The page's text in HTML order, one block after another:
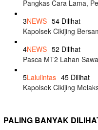
Pangkas Cara Lama,
3NEWS 54 Dilihat
Kapolsek Cikijing
4NEWS 52 Dilihat
Pasca MT2 Lahan
5Lalulintas 45 Dilihat
Kapolsek Cikijing
PALING BANYAK